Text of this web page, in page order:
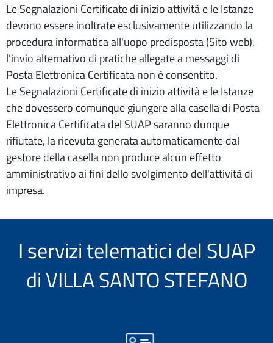
Le Segnalazioni Certificate di inizio attività e le Istanze
devono essere inoltrate esclusivamente utilizzando la
procedura informatica all'uopo predisposta (Sito web),
l'invio alternativo di pratiche allegate a messaggi di
Posta Elettronica Certificata non è consentito.
Le Segnalazioni Certificate di inizio attività e le Istanze
che dovessero comunque giungere alla casella di Posta
Elettronica Certificata del SUAP saranno dunque
rifiutate, la ricevuta generata automaticamente dal
gestore della casella non produce alcun effetto
amministrativo ai fini dello svolgimento dell'attività di
impresa.
I servizi telematici del SUAP
di VILLA SANTO STEFANO